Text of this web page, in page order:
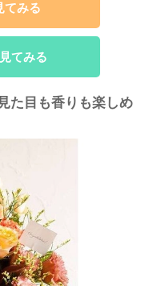
てみる
てみる
た目も香りも楽しめ